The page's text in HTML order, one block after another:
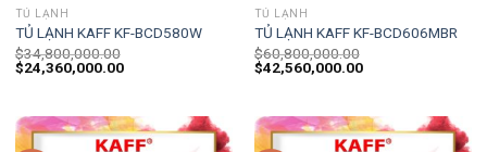
TỦ LẠNH
TỦ LẠNH KAFF KF-BCD580W
$34,800,000.00
$24,360,000.00
TỦ LẠNH
TỦ LẠNH KAFF KF-BCD606MBR
$60,800,000.00
$42,560,000.00